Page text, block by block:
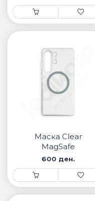
Маска Clear
MagSafe
Транспарентна за
Samsung
600 ден.